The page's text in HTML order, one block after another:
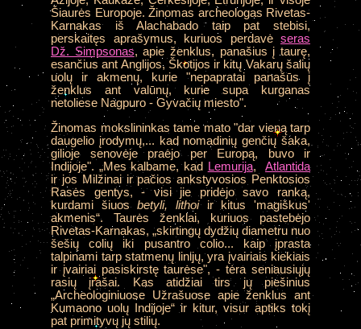
Šiaurės Europoje. Žinomas archeologas Rivetas-
Karnakas iš Alachabado taip pat stebisi,
perskaitęs aprašymus, kuriuos perdavė seras
Dž. Simpsonas, apie ženklus, panašius į taurę,
esančius ant Anglijos, Škotijos ir kitų Vakarų šalių
uolų ir akmenų, kurie "nepapratai panašūs į
ženklus ant valūnų, kurie supa kurganas
netoliese Nagpuro - Gyvačių miesto".
Žinomas mokslininkas tame mato "dar vieną tarp
daugelio įrodymų,... kad nomadinių genčių šaka,
gilioje senovėje praėjo per Europą, buvo ir
Indijoje". „Mes kalbame, kad
Lemurija,Atlantida
ir jos Milžinai ir pačios ankstyvosios Penktosios
Rasės gentys, - visi jie pridėjo savo ranką,
kurdami šiuosbetyli, lithoiir kitus 'magiškus'
akmenis“. Taurės ženklai, kuriuos pastebėjo
Rivetas-Karnakas, „skirtingų dydžių diametru nuo
šešių colių iki pusantro colio... kaip įprasta
talpinami tarp statmenų linijų, yra įvairiais kiekiais
ir įvairiai pasiskirstę taurėse", - tėra seniausiųjų
rasių įrašai. Kas atidžiai tirs jų piešinius
„Archeologiniuose Užrašuose apie ženklus ant
Kumaono uolų Indijoje“ ir kitur, visur aptiks tokį
pat primityvų jų stilių.